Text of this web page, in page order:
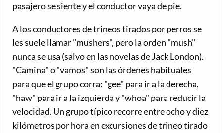
pasajero se siente y el conductor vaya de pie.
A los conductores de trineos tirados por perros se
les suele llamar "mushers", pero la orden "mush"
nunca se usa (salvo en las novelas de Jack London).
"Camina" o "vamos" son las órdenes habituales
para que el grupo corra: "gee" para ir a la derecha,
"haw" para ir a la izquierda y "whoa" para reducir la
velocidad. Un grupo típico recorre entre ocho y diez
kilómetros por hora en excursiones de trineo tirado